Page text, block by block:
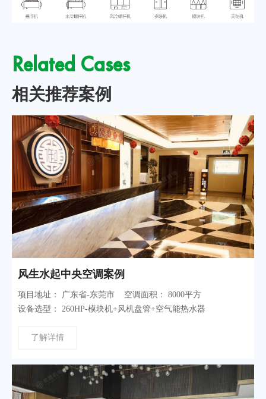
Related Cases
相关推荐案例
风生水起中央空调案例
项目地址： 广东省-东莞市 空调面积： 8000平方
设备选型： 260HP-模块机+风机盘管+空气能热水器
了解详情